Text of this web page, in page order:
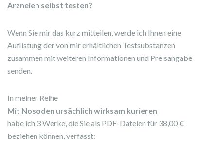
Arzneien selbst testen?
Wenn Sie mir das kurz mitteilen, werde ich Ihnen eine
Auflistung der von mir erhältlichen Testsubstanzen
zusammen mit weiteren Informationen und Preisangabe
senden.
In meiner Reihe
Mit Nosoden ursächlich wirksam kurieren
habe ich 3 Werke, die Sie als PDF-Dateien für 38,00 €
beziehen können, verfasst: